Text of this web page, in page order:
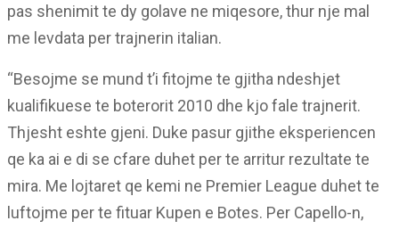
pas shenimit te dy golave ne miqesore, thur nje mal
me levdata per trajnerin italian.
“Besojme se mund t’i fitojme te gjitha ndeshjet
kualifikuese te boterorit 2010 dhe kjo fale trajnerit.
Thjesht eshte gjeni. Duke pasur gjithe eksperiencen
qe ka ai e di se cfare duhet per te arritur rezultate te
mira. Me lojtaret qe kemi ne Premier League duhet te
luftojme per te fituar Kupen e Botes. Per Capello-n,